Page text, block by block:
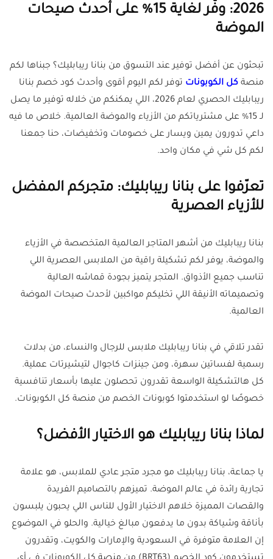
2026: وفّر لغاية 15% على أحدث صيحات
الموضة
تبحثون عن أفضل توفير عند التسوق من بنانا ريبابليك؟ جبناها لكم
منصة كل الكوبونات توفر لكم اليوم أقوى وأحدث كود خصم بنانا
ريبابليك الحصري لعام 2026، اللي يمكنكم من خلاله توفير ما يصل
لـ 15% على مشترياتكم من الأزياء والموضة العالمية. خلاص ما فيه
داعي تدورون يمين ويسار على خصومات وتخفيضات، حنا جمعنا
لكم كل شي في مكان واحد.
تعرّفوا على بنانا ريبابليك: متجركم المفضل
للأزياء العصرية
بنانا ريبابليك من أشهر المتاجر العالمية المتخصصة في الأزياء
والموضة، يوفر لكم تشكيلة راقية من الملابس العصرية اللي
تناسب جميع الأذواق. المتجر يتميز بجودة قماشه العالية
وتصميماته الأنيقة اللي تخليكم مواكبين لأحدث صيحات الموضة
العالمية.
تقدر تلاقي في بنانا ريبابليك ملابس للرجال والنساء، من بدلات
رسمية لفساتين سهرة، ومن جينزات كاجوال لتيشيرتات عملية.
كل هالتشكيلة الواسعة تقدرون تحصلون عليها بأسعار تنافسية
خصوصًا لو استخدمتوا كوبونات الخصم من منصة كل الكوبونات.
لماذا بنانا ريبابليك هو الاختيار الأفضل؟
يا جماعة، بنانا ريبابليك مو مجرد متجر عادي للملابس، هو علامة
تجارية رائدة في عالم الموضة. تميزهم بالتصاميم الفريدة
والقصات المميزة خلاهم الاختيار الأول للناس اللي يحبون يلبسون
بأناقة وشياكة بدون ما يدفعون مبالغ خيالية. والحلو في الموضوع
إن العلامة متوفرة في السعودية والإمارات والكويت، وتقدرون